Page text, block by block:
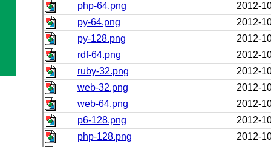
php-64.png
2012-
py-64.png
2012-
py-128.png
2012-
rdf-64.png
2012-
ruby-32.png
2012-
web-32.png
2012-
web-64.png
2012-
p6-128.png
2012-
php-128.png
2012-